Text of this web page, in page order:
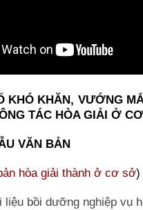
KHÓ KHĂN, VƯỚNG
TÁC HÒA GIẢI Ở
VĂN BẢN
hòa giải thành ở cơ sở)
liệu bồi dưỡng nghiệp vụ